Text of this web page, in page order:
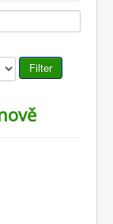
Filter